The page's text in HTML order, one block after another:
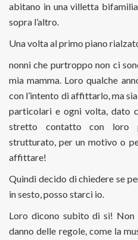
abitano in una villetta
sopra l’altro.
Una volta al primo piano
nonni che purtroppo non ci
mia mamma. Loro qualche
con l’intento di affittarlo, ma
particolari e ogni volta, dato
stretto contatto con loro
strutturato, per un motivo o
affittare!
Quindi decido di chiedere se
in sesto, posso starci io.
Loro dicono subito di sì!
danno delle regole, come la